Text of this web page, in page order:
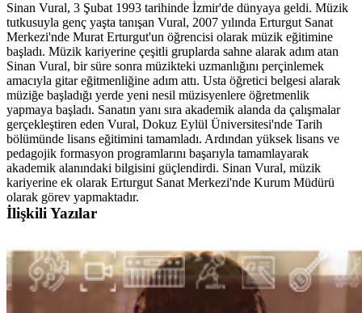
Sinan Vural, 3 Şubat 1993 tarihinde İzmir'de dünyaya geldi. Müzik
tutkusuyla genç yaşta tanışan Vural, 2007 yılında Erturgut Sanat
Merkezi'nde Murat Erturgut'un öğrencisi olarak müzik eğitimine
başladı. Müzik kariyerine çeşitli gruplarda sahne alarak adım atan
Sinan Vural, bir süre sonra müzikteki uzmanlığını perçinlemek
amacıyla gitar eğitmenliğine adım attı. Usta öğretici belgesi alarak
müziğe başladığı yerde yeni nesil müzisyenlere öğretmenlik
yapmaya başladı. Sanatın yanı sıra akademik alanda da çalışmalar
gerçekleştiren eden Vural, Dokuz Eylül Üniversitesi'nde Tarih
bölümünde lisans eğitimini tamamladı. Ardından yüksek lisans ve
pedagojik formasyon programlarını başarıyla tamamlayarak
akademik alanındaki bilgisini güçlendirdi. Sinan Vural, müzik
kariyerine ek olarak Erturgut Sanat Merkezi'nde Kurum Müdürü
olarak görev yapmaktadır.
İlişkili Yazılar